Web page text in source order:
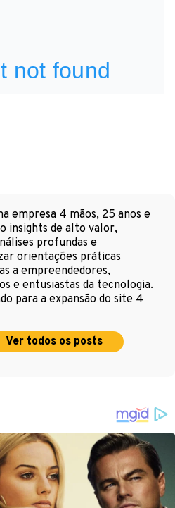
empresa 4 mãos, 25 anos e
insights de alto valor,
profundas e
orientações práticas
a empreendedores,
e entusiastas da tecnologia.
para a expansão do site 4
Ver todos os posts